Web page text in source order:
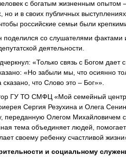
с богатым жизненным опытом
но и в своих публичных
российские семьи были
поделился со слушателями фактами
деятельности.
«Только связь с Богом дает
«Но забыли мы, что осиянно
что Слово это – Бог»».
ГУ ТО СМФЦ «Мой семейный
Сергия Резухина и Олега
переданную Олегом Михайловичем
тема объединяет людей,
своему ребенку счастливой
и социальному